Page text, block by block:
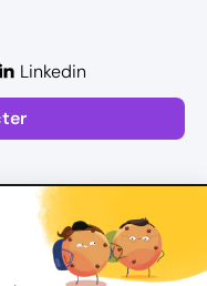
Linkedin